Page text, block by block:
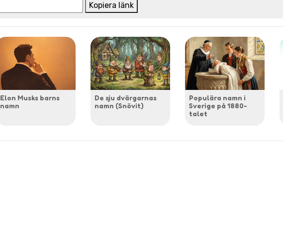
Kopiera länk
Elon Musks barns
namn
De sju dvärgarnas
namn (Snövit)
Populära namn i
Sverige på 1880-
talet